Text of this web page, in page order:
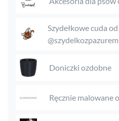
Szydełkowe cuda
@szydelkozpazurem
Doniczki ozdobne
Ręcznie malowane